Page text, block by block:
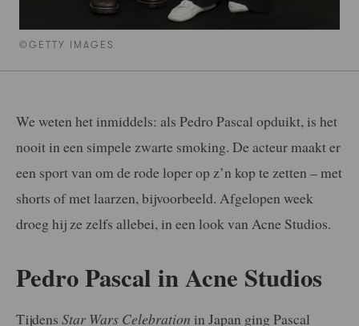
©GETTY IMAGES
We weten het inmiddels: als Pedro Pascal opduikt, is het
nooit in een simpele zwarte smoking. De acteur maakt er
een sport van om de rode loper op z’n kop te zetten – met
shorts of met laarzen, bijvoorbeeld. Afgelopen week
droeg hij ze zelfs allebei, in een look van Acne Studios.
Pedro Pascal in Acne Studios
Tijdens Star Wars Celebration in Japan ging Pascal